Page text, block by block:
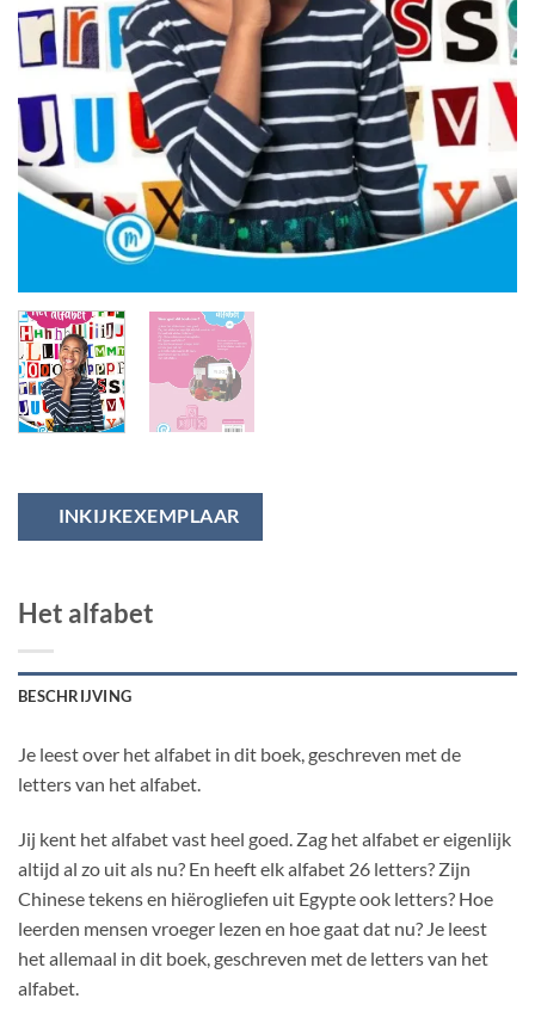
INKIJKEXEMPLAAR
Het alfabet
BESCHRIJVING
Je leest over het alfabet in dit boek, geschreven met de
letters van het alfabet.
Jij kent het alfabet vast heel goed. Zag het alfabet er eigenlijk
altijd al zo uit als nu? En heeft elk alfabet 26 letters? Zijn
Chinese tekens en hiërogliefen uit Egypte ook letters? Hoe
leerden mensen vroeger lezen en hoe gaat dat nu? Je leest
het allemaal in dit boek, geschreven met de letters van het
alfabet.